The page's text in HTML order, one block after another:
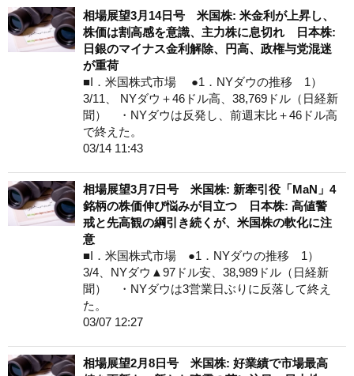
相場展望3月14日号 米国株: 米金利が上昇し、
株価は割高感を意識、主力株に息切れ 日本株:
日銀のマイナス金利解除、円高、政権与党混迷
が重荷
■I．米国株式市場 ●1．NYダウの推移 1）
3/11、 NYダウ＋46ドル高、38,769ドル（日経新
聞） ・NYダウは反発し、前週末比＋46ドル高
で終えた。
03/14 11:43
相場展望3月7日号 米国株: 新牽引役「MaN」4
銘柄の株価伸び悩みが目立つ 日本株: 高値警
戒と先高観の綱引き続くが、米国株の軟化に注
意
■I．米国株式市場 ●1．NYダウの推移 1）
3/4、NYダウ▲97ドル安、38,989ドル（日経新
聞） ・NYダウは3営業日ぶりに反落して終え
た。
03/07 12:27
相場展望2月8日号 米国株: 好業績で市場最高